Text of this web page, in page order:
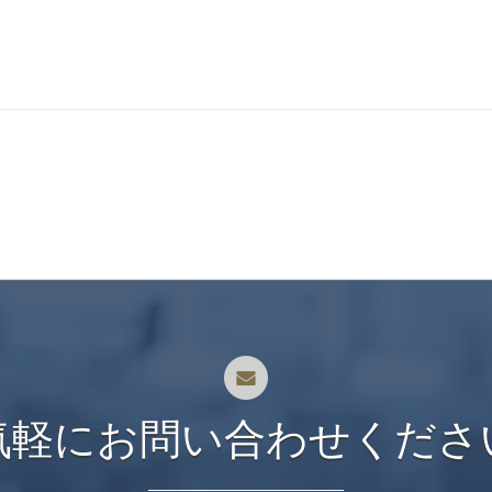
軽にお問い合わせくださ